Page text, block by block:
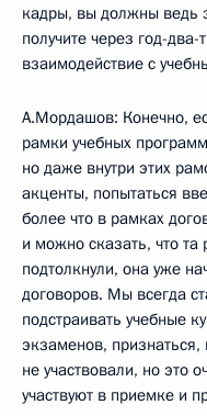
кадры, вы должны ведь
получите через год-
взаимодействие с
А.Мордашов: Конечно,
рамки учебных
но даже внутри этих
акценты, попытаться
более что в рамках
и можно сказать, что
подтолкнули, она уже
договоров. Мы всегда
подстраивать учебные
экзаменов,
не участвовали, но это
участвуют в приемке и